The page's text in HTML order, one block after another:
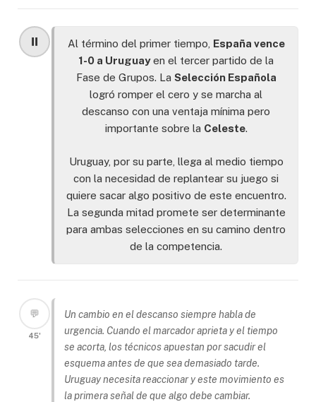
⏸️ Al término del primer tiempo, España vence
1-0 a Uruguayen el tercer partido de la
Fase de Grupos. La Selección Española
logró romper el cero y se marcha al
descanso con una ventaja mínima pero
importante sobre la Celeste.
Uruguay, por su parte, llega al medio tiempo
con la necesidad de replantear su juego si
quiere sacar algo positivo de este encuentro.
La segunda mitad promete ser determinante
para ambas selecciones en su camino dentro
de la competencia.
💬
45'
Un cambio en el descanso siempre habla de
urgencia. Cuando el marcador aprieta y el tiempo
se acorta, los técnicos apuestan por sacudir el
esquema antes de que sea demasiado tarde.
Uruguay necesita reaccionar y este movimiento es
la primera señal de que algo debe cambiar.